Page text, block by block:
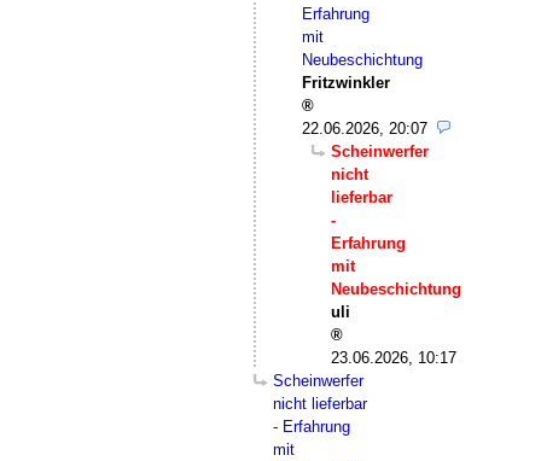
Erfahrung
mit
Neubeschichtung
Fritzwinkler
22.06.2026, 20:07
Scheinwerfer
nicht
lieferbar
-
Erfahrung
mit
Neubeschichtung
uli
23.06.2026, 10:17
Scheinwerfer
nicht lieferbar
- Erfahrung
mit